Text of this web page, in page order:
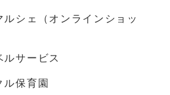
ルシェ（オンラインショッ
ルサービス
ル保育園